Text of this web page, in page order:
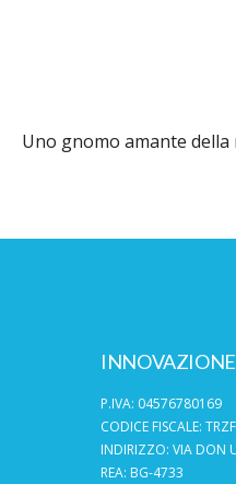
Uno gnomo amante
P.IVA: 04576780169
CODICE FISCALE:
INDIRIZZO: VIA DON
REA: BG-4733